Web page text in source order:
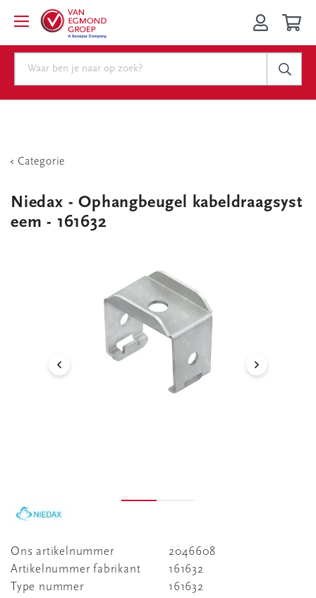
Categorie
Niedax - Ophangbeugel kabeldraagsyst
eem - 161632
Ons artikelnummer
2046608
Artikelnummer fabrikant
161632
Type nummer
161632